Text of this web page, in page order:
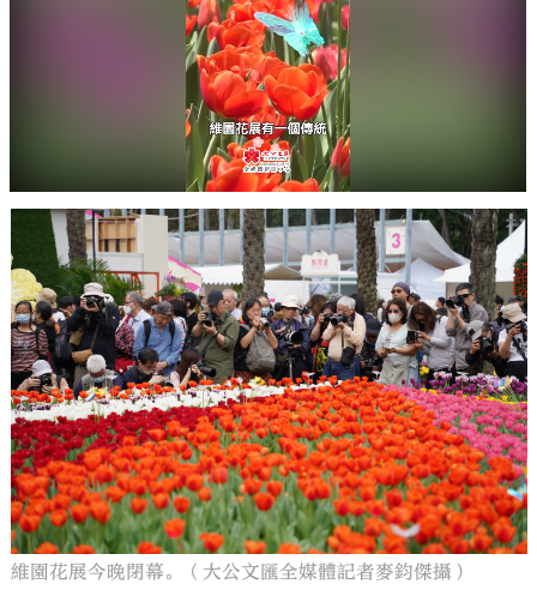
維園花展今晚閉幕。（大公文匯全媒體記者麥鈞傑攝）